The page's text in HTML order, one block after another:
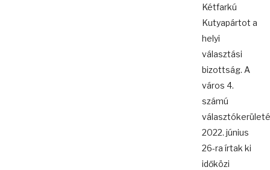
Kétfarkú
Kutyapártot a
helyi
választási
bizottság. A
város 4.
számú
2022. június
26-ra írtak ki
időközi